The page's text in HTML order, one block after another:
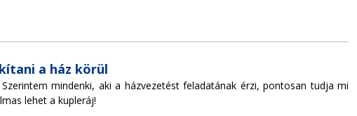
a ház körül
mindenki, aki a házvezetést feladatának érzi, pontosan tudja mi
lehet a kupleráj!